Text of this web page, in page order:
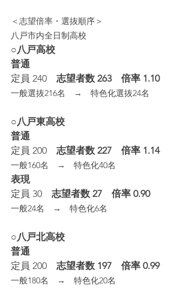
＜志望倍率・選抜順序＞
八戸市内全日制高校
○八戸高校
普通
定員 240 志望者数 263　倍率 1.10
一般選抜216名　→　特色化選抜24名
○八戸東高校
普通
定員 200 志望者数 227　倍率 1.14
一般160名　→　特色化40名
表現
定員 30 志望者数 27　倍率 0.90
一般24名　→　特色化6名
○八戸北高校
普通
定員 200 志望者数 197　倍率 0.99
一般180名　→　特色化20名